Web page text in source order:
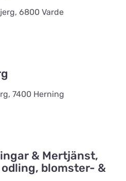
AB
Titta på kartan
6800 Varde
7400 Herning
& Mertjänst,
blomster- &